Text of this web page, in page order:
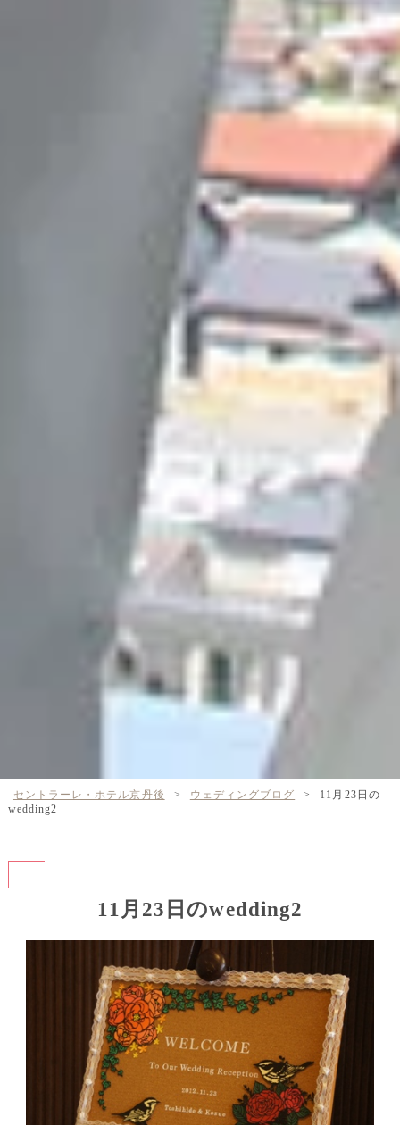
セントラーレ・ホテル京丹後 > ウェディングブログ >
11月23日の
wedding2
11月23日のwedding2